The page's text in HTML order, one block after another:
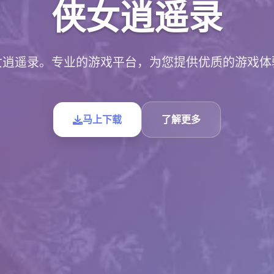
侠女逍遥录
遥录。专业的游戏平台，为您提供优质的游戏
马上下载 了解更多